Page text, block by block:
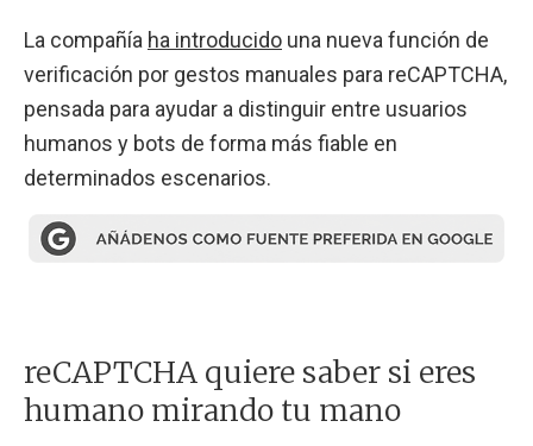
La compañía ha introducido una nueva función de
verificación por gestos manuales para reCAPTCHA,
pensada para ayudar a distinguir entre usuarios
humanos y bots de forma más fiable en
determinados escenarios.
reCAPTCHA quiere saber si eres
humano mirando tu mano